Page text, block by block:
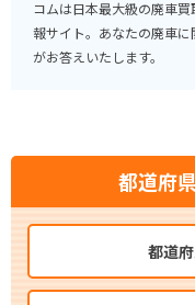
コムは日本最大級の廃車
報サイト。あなたの廃車
がお答えいたします。
都道府
都道